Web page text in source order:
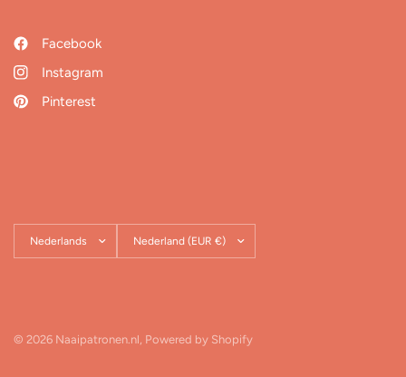
Facebook
Instagram
Pinterest
© 2026 Naaipatronen.nl, Powered by Shopify